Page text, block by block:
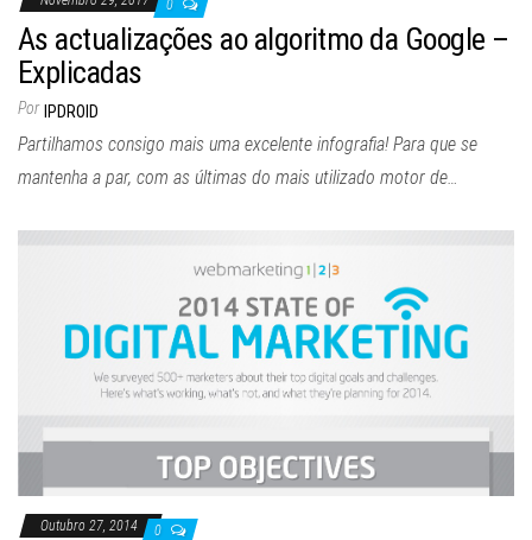
0
As actualizações ao algoritmo da Google –
Explicadas
Por IPDROID
Partilhamos consigo mais uma excelente infografia! Para que se
mantenha a par, com as últimas do mais utilizado motor de…
Outubro 27, 2014 0